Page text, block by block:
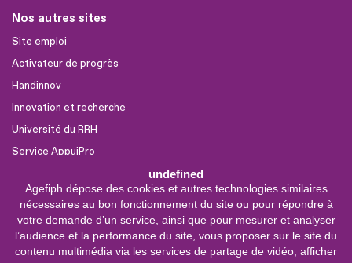
undefined
Agefiph dépose des cookies et autres technologies similaires
nécessaires au bon fonctionnement du site ou pour répondre à
votre demande d’un service, ainsi que pour mesurer et analyser
l’audience et la performance du site, vous proposer sur le site du
contenu multimédia via les services de partage de vidéo, afficher
Nos autres sites
Site emploi
Activateur de progrès
Handinnov
Innovation et recherche
Université du RRH
Service AppuiPro
Nous suivre
Youtube
Linkedin